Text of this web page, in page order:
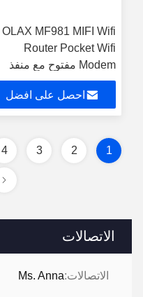
الاتصالات
الاتصالات:Ms. Anna
OLAX MF981 MIFI Wifi
Router Pocket Wifi
Modem مفتوح مع منفذ
هوائي
احصل على افضل
1
2
3
4